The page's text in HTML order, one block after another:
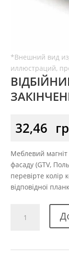
32,46
Меблевий
фасаду (GTV,
перевірте колір
відповідної